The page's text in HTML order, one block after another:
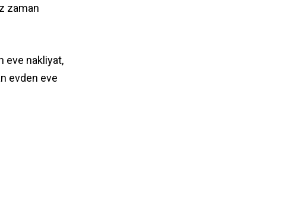
zaman
eve nakliyat,
evden eve